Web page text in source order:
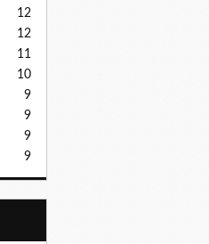
12
12
11
10
9
9
9
9